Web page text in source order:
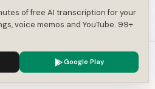
de processamento.
reprojetada, botão direito.
of free AI transcription for your
voice memos and YouTube. 99+
Google Play